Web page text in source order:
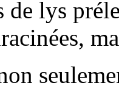
de lys